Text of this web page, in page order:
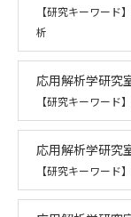
【研究キーワード
析
応用解析学研究
【研究キーワード
応用解析学研究
【研究キーワード